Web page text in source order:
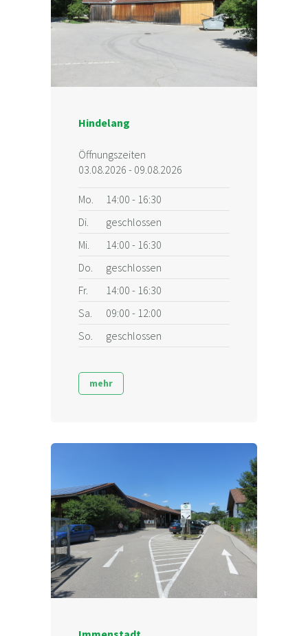
Hindelang
Öffnungszeiten
03.08.2026 - 09.08.2026
Mo.
14:00 - 16:30
Di.
geschlossen
Mi.
14:00 - 16:30
Do.
geschlossen
Fr.
14:00 - 16:30
Sa.
09:00 - 12:00
So.
geschlossen
mehr